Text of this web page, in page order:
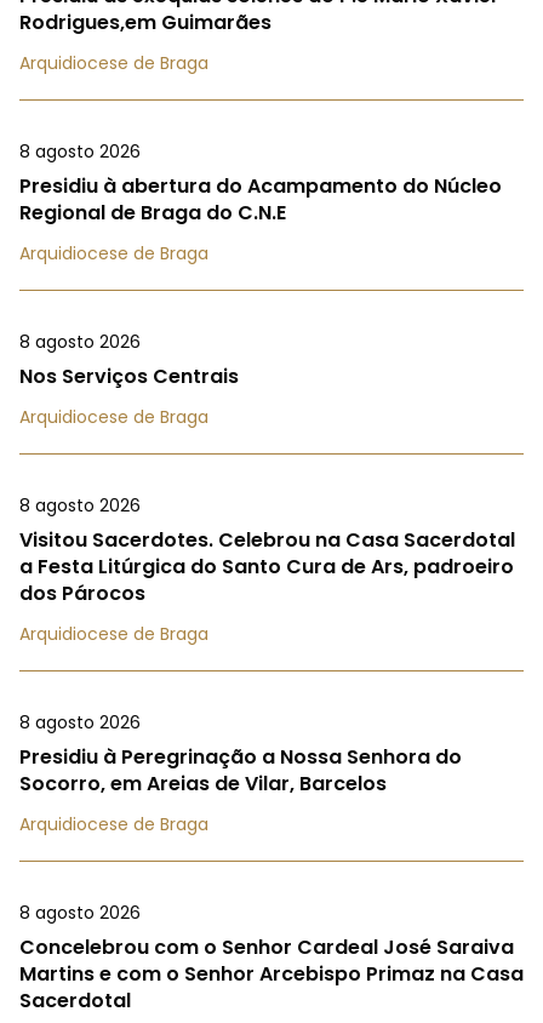
Rodrigues,em Guimarães
Arquidiocese de Braga
8 agosto 2026
Presidiu à abertura do Acampamento do Núcleo
Regional de Braga do C.N.E
Arquidiocese de Braga
8 agosto 2026
Nos Serviços Centrais
Arquidiocese de Braga
8 agosto 2026
Visitou Sacerdotes. Celebrou na Casa Sacerdotal
a Festa Litúrgica do Santo Cura de Ars, padroeiro
dos Párocos
Arquidiocese de Braga
8 agosto 2026
Presidiu à Peregrinação a Nossa Senhora do
Socorro, em Areias de Vilar, Barcelos
Arquidiocese de Braga
8 agosto 2026
Concelebrou com o Senhor Cardeal José Saraiva
Martins e com o Senhor Arcebispo Primaz na Casa
Sacerdotal